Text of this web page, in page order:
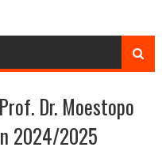
Dr. Moestopo
2024/2025